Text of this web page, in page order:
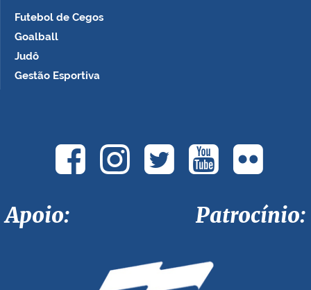
Futebol de Cegos
Goalball
Judô
Gestão Esportiva
Apoio: Patrocínio: